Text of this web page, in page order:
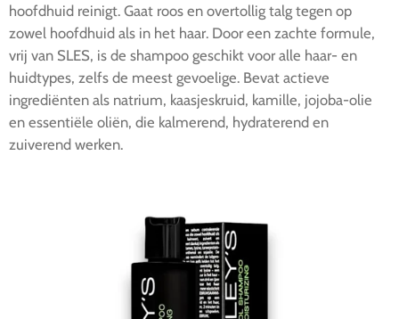
hoofdhuid reinigt. Gaat roos en overtollig talg tegen op
zowel hoofdhuid als in het haar. Door een zachte formule,
vrij van SLES, is de shampoo geschikt voor alle haar- en
huidtypes, zelfs de meest gevoelige. Bevat actieve
ingrediënten als natrium, kaasjeskruid, kamille, jojoba-olie
en essentiële oliën, die kalmerend, hydraterend en
zuiverend werken.